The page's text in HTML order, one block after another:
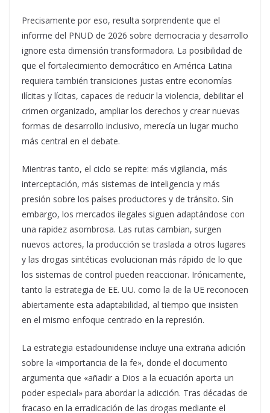
Precisamente por eso, resulta sorprendente que el
informe del PNUD de 2026 sobre democracia y desarrollo
ignore esta dimensión transformadora. La posibilidad de
que el fortalecimiento democrático en América Latina
requiera también transiciones justas entre economías
ilícitas y lícitas, capaces de reducir la violencia, debilitar el
crimen organizado, ampliar los derechos y crear nuevas
formas de desarrollo inclusivo, merecía un lugar mucho
más central en el debate.
Mientras tanto, el ciclo se repite: más vigilancia, más
interceptación, más sistemas de inteligencia y más
presión sobre los países productores y de tránsito. Sin
embargo, los mercados ilegales siguen adaptándose con
una rapidez asombrosa. Las rutas cambian, surgen
nuevos actores, la producción se traslada a otros lugares
y las drogas sintéticas evolucionan más rápido de lo que
los sistemas de control pueden reaccionar. Irónicamente,
tanto la estrategia de EE. UU. como la de la UE reconocen
abiertamente esta adaptabilidad, al tiempo que insisten
en el mismo enfoque centrado en la represión.
La estrategia estadounidense incluye una extraña adición
sobre la «importancia de la fe», donde el documento
argumenta que «añadir a Dios a la ecuación aporta un
poder especial» para abordar la adicción. Tras décadas de
fracaso en la erradicación de las drogas mediante el